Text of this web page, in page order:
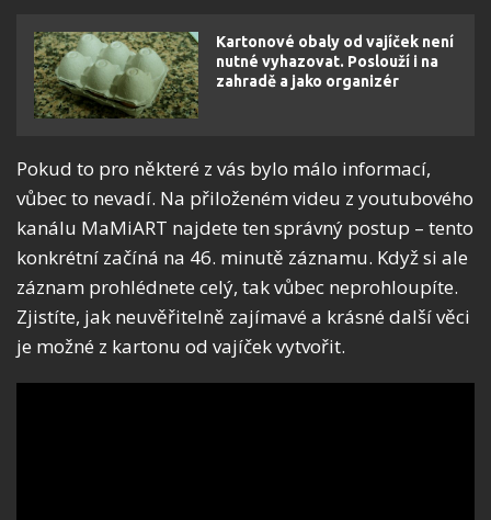
Kartonové obaly od vajíček není
nutné vyhazovat. Poslouží i na
zahradě a jako organizér
Pokud to pro některé z vás bylo málo informací,
vůbec to nevadí. Na přiloženém videu z youtubového
kanálu MaMiART najdete ten správný postup – tento
konkrétní začíná na 46. minutě záznamu. Když si ale
záznam prohlédnete celý, tak vůbec neprohloupíte.
Zjistíte, jak neuvěřitelně zajímavé a krásné další věci
je možné z kartonu od vajíček vytvořit.